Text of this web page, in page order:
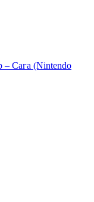
Сага (Nintendo